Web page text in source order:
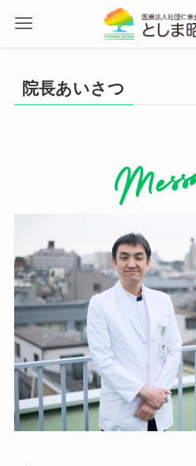
院長あいさつ